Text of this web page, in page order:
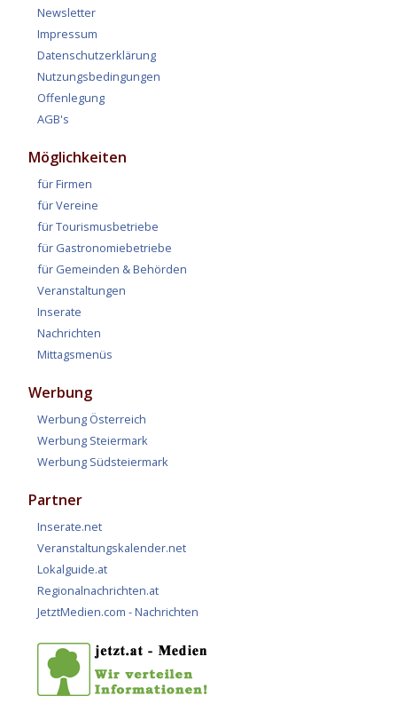
Newsletter
Impressum
Datenschutzerklärung
Nutzungsbedingungen
Offenlegung
AGB's
Möglichkeiten
für Firmen
für Vereine
für Tourismusbetriebe
für Gastronomiebetriebe
für Gemeinden & Behörden
Veranstaltungen
Inserate
Nachrichten
Mittagsmenüs
Werbung
Werbung Österreich
Werbung Steiermark
Werbung Südsteiermark
Partner
Inserate.net
Veranstaltungskalender.net
Lokalguide.at
Regionalnachrichten.at
JetztMedien.com - Nachrichten